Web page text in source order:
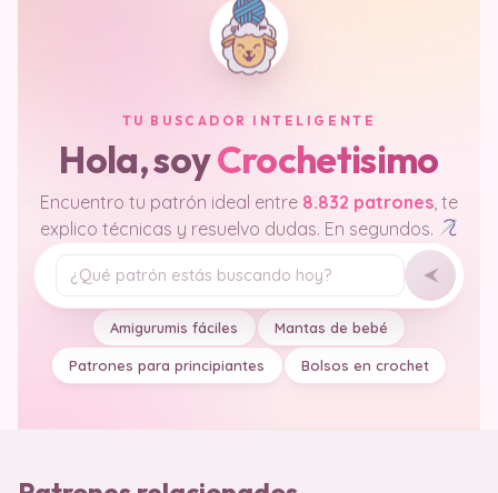
TU BUSCADOR INTELIGENTE
Hola, soyCrochetisimo
Encuentro tu patrón ideal entre 8.832 patrones , te
explico técnicas y resuelvo dudas. En segundos.
Tu pregunta
Amigurumis fáciles Mantas de bebé
Patrones para principiantes Bolsos en crochet